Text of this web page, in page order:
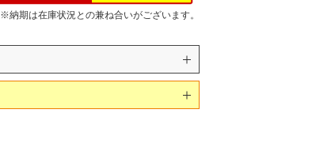
※納期は在庫状況との兼ね合いがございます。